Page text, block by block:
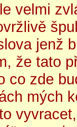
velmi
jenž
že tato
co zde
mých